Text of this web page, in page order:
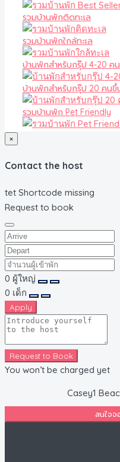
รวมบ้านพักติดทะเล
รวมบ้านพักใกล้ทะเล
บ้านพักสำหรับกรุ๊ป 4-20 คน
บ้านพักสำหรับกรุ๊ป 20 คนขึ้
รวมบ้านพัก Pet Friendly
×
Contact the host
tet Shortcode missing
Request to book
0 ผู้ใหญ่
0 เด็ก
Apply
Request to Book
You won’t be charged yet
Casey1
สนใจ